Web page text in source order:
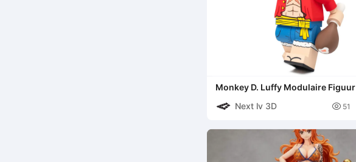
Monkey D. Luffy Modulaire Figuur
Next lv 3D
 51